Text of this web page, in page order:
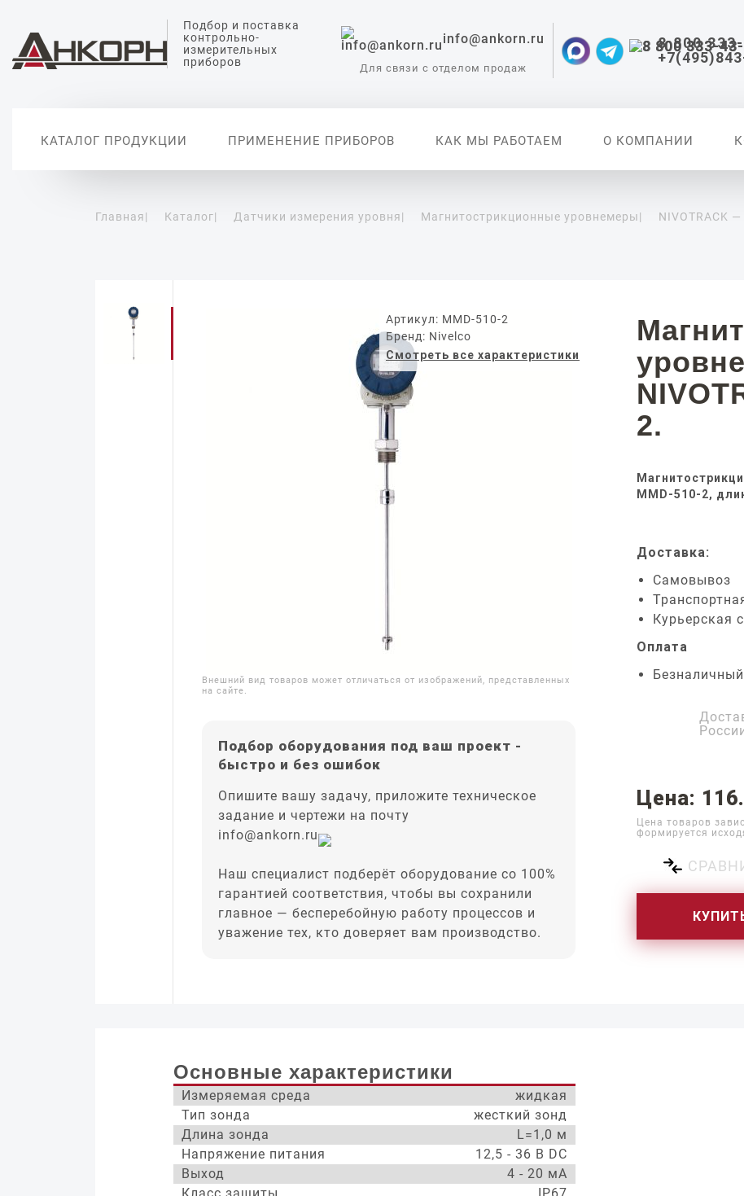
Подбор и поставка
контрольно-
измерительных
приборов
info@ankorn.ru
Для связи с отделом продаж
8 800
КАТАЛОГ ПРОДУКЦИИ ПРИМЕНЕНИЕ ПРИБОРОВ КАК МЫ РАБОТАЕМ О КОМПАНИИ
Главная| Каталог| Датчики измерения уровня| Магнитострикционные уровнемеры| NIVOTRACK
Артикул: MMD-510-2
Бренд: Nivelco
Смотреть все характеристики
Внешний вид товаров может отличаться от изображений, представленных
на сайте.
Подбор оборудования под ваш проект -
быстро и без ошибок
Опишите вашу задачу, приложите техническое
задание и чертежи на почту
info@ankorn.ru
Наш специалист подберёт оборудование со 100%
гарантией соответствия, чтобы вы сохранили
главное — бесперебойную работу процессов и
уважение тех, кто доверяет вам производство.
2.
MMD-510-2,
Доставка:
Самовывоз
Курьерская
Оплата
Цена:
Цена товаров
формируется
Основные характеристики
Измеряемая среда
жидкая
Тип зонда
жесткий зонд
Длина зонда
L=1,0 м
Напряжение питания
12,5 - 36 В DC
Выход
4 - 20 мА